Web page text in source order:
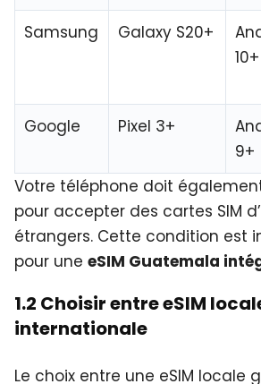
Samsung Galaxy S20+
10+
Google Pixel 3+
9+
Votre téléphone doit
pour accepter des cartes SIM
étrangers. Cette condition est
pour une eSIM Guatemala
1.2 Choisir entre eSIM
internationale
Le choix entre une eSIM locale